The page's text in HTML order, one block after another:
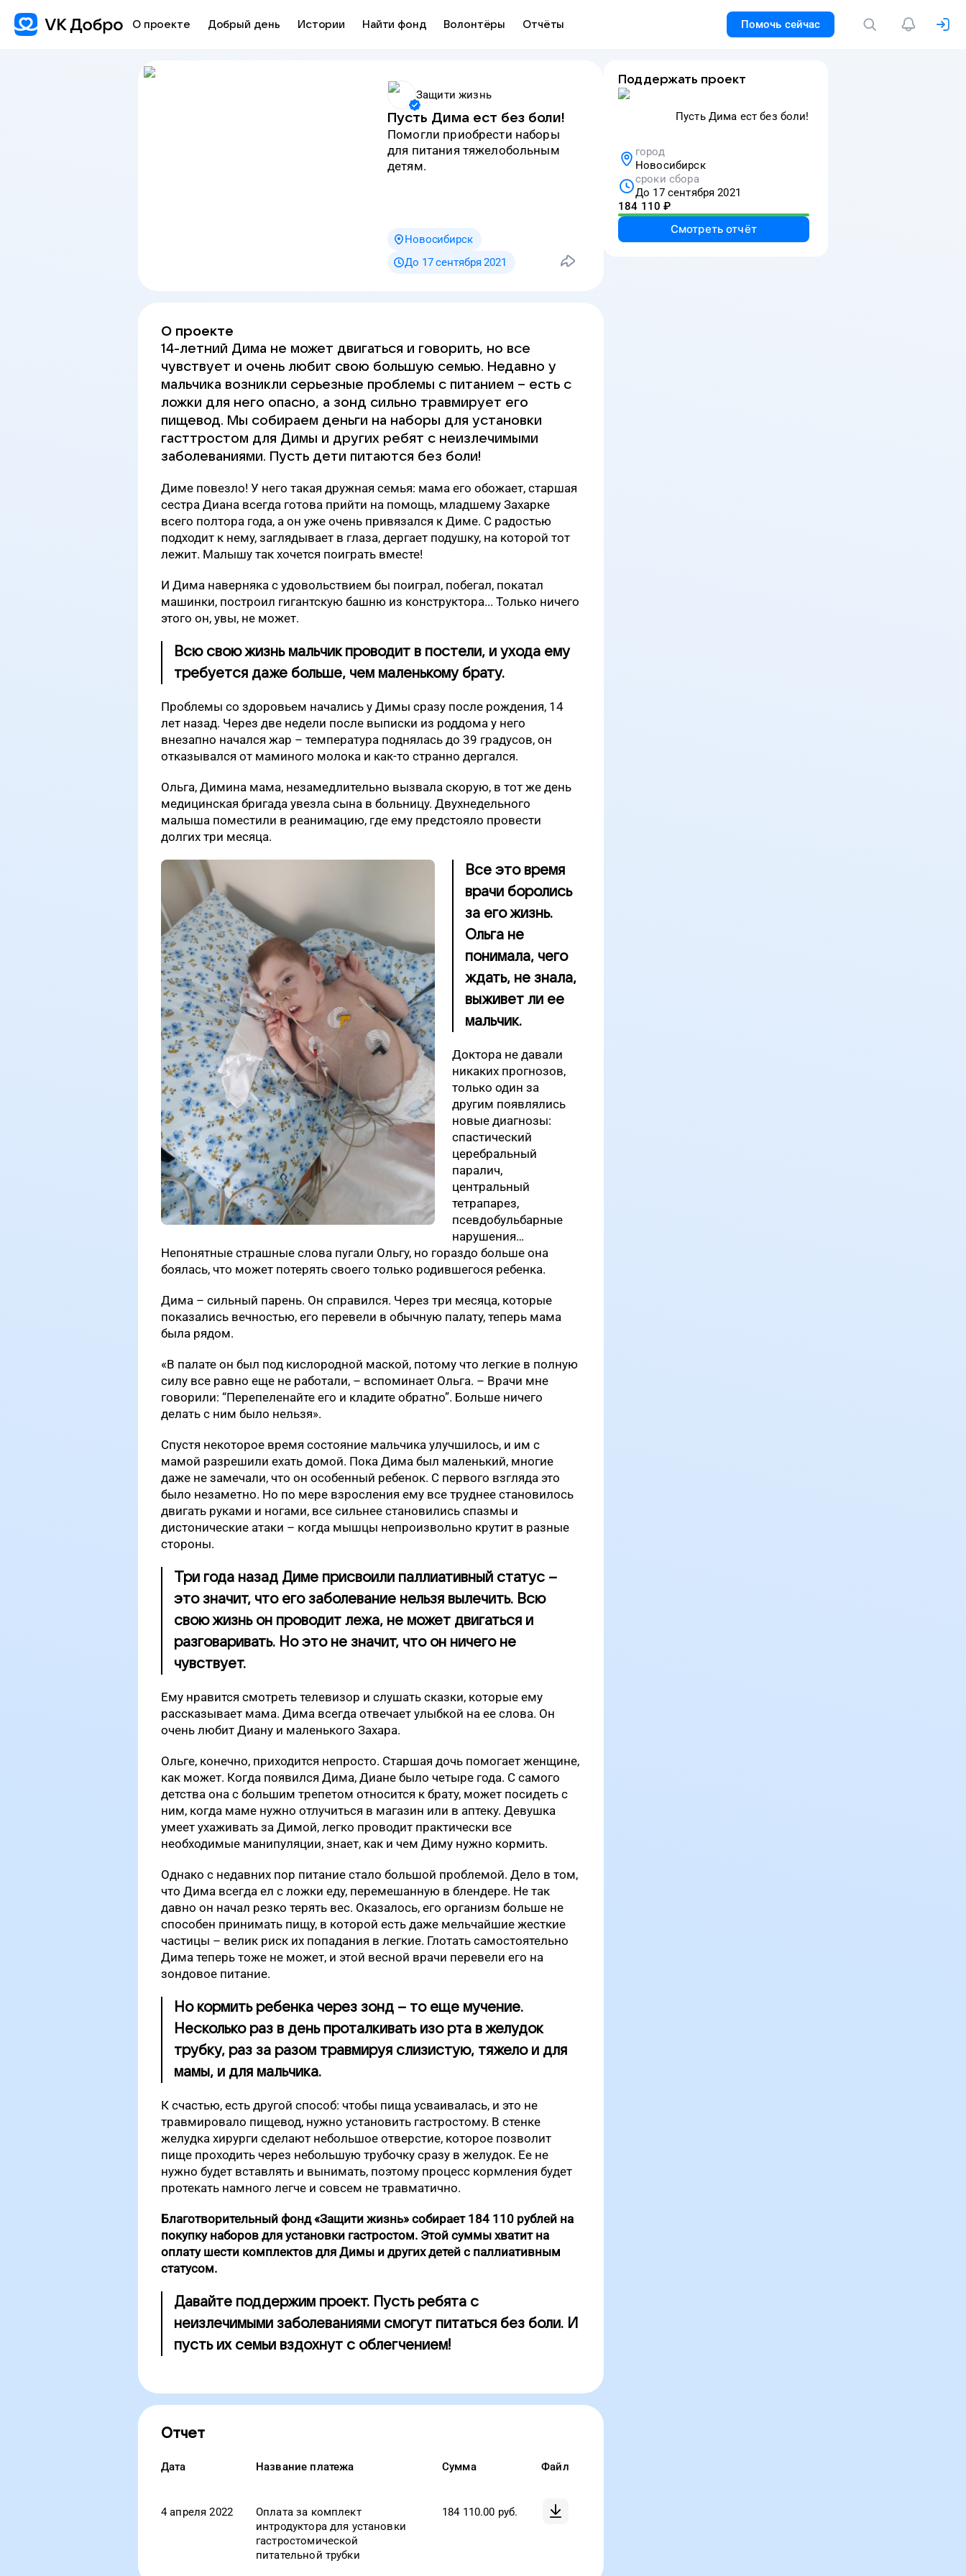
О проекте Добрый день Истории Найти фонд Волонтёры Отчёты Помочь сейчас
Защити жизнь
Пусть Дима ест без боли!
Помогли приобрести наборы
для питания тяжелобольным
детям.
Новосибирск
До 17 сентября 2021
О проекте
14-летний Дима не может двигаться и говорить, но все
чувствует и очень любит свою большую семью. Недавно у
мальчика возникли серьезные проблемы с питанием – есть с
ложки для него опасно, а зонд сильно травмирует его
пищевод. Мы собираем деньги на наборы для установки
гасттростом для Димы и других ребят с неизлечимыми
заболеваниями. Пусть дети питаются без боли!
Диме повезло! У него такая дружная семья: мама его обожает, старшая
сестра Диана всегда готова прийти на помощь, младшему Захарке
всего полтора года, а он уже очень привязался к Диме. С радостью
подходит к нему, заглядывает в глаза, дергает подушку, на которой тот
лежит. Малышу так хочется поиграть вместе!
И Дима наверняка с удовольствием бы поиграл, побегал, покатал
машинки, построил гигантскую башню из конструктора... Только ничего
этого он, увы, не может.
Всю свою жизнь мальчик проводит в постели, и ухода ему
требуется даже больше, чем маленькому брату.
Проблемы со здоровьем начались у Димы сразу после рождения, 14
лет назад. Через две недели после выписки из роддома у него
внезапно начался жар – температура поднялась до 39 градусов, он
отказывался от маминого молока и как-то странно дергался.
Ольга, Димина мама, незамедлительно вызвала скорую, в тот же день
медицинская бригада увезла сына в больницу. Двухнедельного
малыша поместили в реанимацию, где ему предстояло провести
долгих три месяца.
Все это время
врачи боролись
за его жизнь.
Ольга не
понимала, чего
ждать, не знала,
выживет ли ее
мальчик.
Доктора не давали
никаких прогнозов,
только один за
другим появлялись
новые диагнозы:
спастический
церебральный
паралич,
центральный
тетрапарез,
псевдобульбарные
нарушения…
Непонятные страшные слова пугали Ольгу, но гораздо больше она
боялась, что может потерять своего только родившегося ребенка.
Дима – сильный парень. Он справился. Через три месяца, которые
показались вечностью, его перевели в обычную палату, теперь мама
была рядом.
«В палате он был под кислородной маской, потому что легкие в полную
силу все равно еще не работали, – вспоминает Ольга. – Врачи мне
говорили: “Перепеленайте его и кладите обратно”. Больше ничего
делать с ним было нельзя».
Спустя некоторое время состояние мальчика улучшилось, и им с
мамой разрешили ехать домой. Пока Дима был маленький, многие
даже не замечали, что он особенный ребенок. С первого взгляда это
было незаметно. Но по мере взросления ему все труднее становилось
двигать руками и ногами, все сильнее становились спазмы и
дистонические атаки – когда мышцы непроизвольно крутит в разные
стороны.
Три года назад Диме присвоили паллиативный статус –
это значит, что его заболевание нельзя вылечить. Всю
свою жизнь он проводит лежа, не может двигаться и
разговаривать. Но это не значит, что он ничего не
чувствует.
Ему нравится смотреть телевизор и слушать сказки, которые ему
рассказывает мама. Дима всегда отвечает улыбкой на ее слова. Он
очень любит Диану и маленького Захара.
Ольге, конечно, приходится непросто. Старшая дочь помогает женщине,
как может. Когда появился Дима, Диане было четыре года. С самого
детства она с большим трепетом относится к брату, может посидеть с
ним, когда маме нужно отлучиться в магазин или в аптеку. Девушка
умеет ухаживать за Димой, легко проводит практически все
необходимые манипуляции, знает, как и чем Диму нужно кормить.
Однако с недавних пор питание стало большой проблемой. Дело в том,
что Дима всегда ел с ложки еду, перемешанную в блендере. Не так
давно он начал резко терять вес. Оказалось, его организм больше не
способен принимать пищу, в которой есть даже мельчайшие жесткие
частицы – велик риск их попадания в легкие. Глотать самостоятельно
Дима теперь тоже не может, и этой весной врачи перевели его на
зондовое питание.
Но кормить ребенка через зонд – то еще мучение.
Несколько раз в день проталкивать изо рта в желудок
трубку, раз за разом травмируя слизистую, тяжело и для
мамы, и для мальчика.
К счастью, есть другой способ: чтобы пища усваивалась, и это не
травмировало пищевод, нужно установить гастростому. В стенке
желудка хирурги сделают небольшое отверстие, которое позволит
пище проходить через небольшую трубочку сразу в желудок. Ее не
нужно будет вставлять и вынимать, поэтому процесс кормления будет
протекать намного легче и совсем не травматично.
Благотворительный фонд «Защити жизнь» собирает 184 110 рублей на
покупку наборов для установки гастростом. Этой суммы хватит на
оплату шести комплектов для Димы и других детей с паллиативным
статусом.
Давайте поддержим проект. Пусть ребята с
неизлечимыми заболеваниями смогут питаться без боли. И
пусть их семьи вздохнут с облегчением!
Отчет
Дата Название платежа Сумма Файл
4 апреля 2022
Оплата за комплект
интродуктора для установки
гастростомической
питательной трубки
184 110.00 руб.
Поддержать проект
Пусть Дима ест без боли!
город
Новосибирск
сроки сбора
До 17 сентября 2021
184 110 ₽
Смотреть отчёт